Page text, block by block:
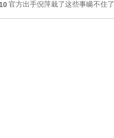
10 官方出手倪萍栽了这些事瞒不住了